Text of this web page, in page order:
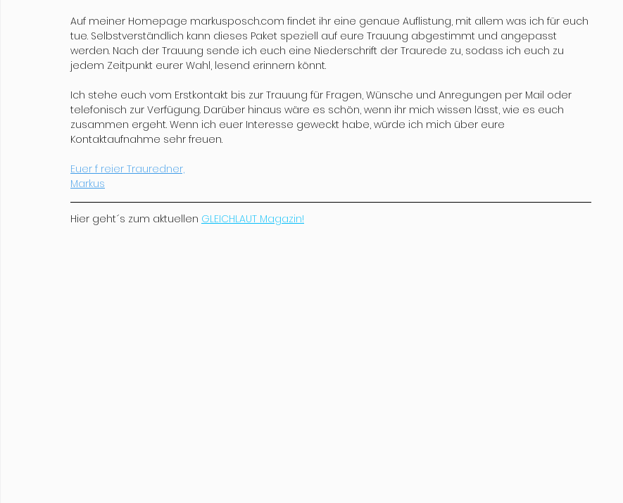
Auf meiner Homepage markusposch.com findet ihr eine genaue Auflistung, mit allem was ich für euch
tue. Selbstverständlich kann dieses Paket speziell auf eure Trauung abgestimmt und angepasst
werden. Nach der Trauung sende ich euch eine Niederschrift der Traurede zu, sodass ich euch zu
jedem Zeitpunkt eurer Wahl, lesend erinnern könnt.
Ich stehe euch vom Erstkontakt bis zur Trauung für Fragen, Wünsche und Anregungen per Mail oder
telefonisch zur Verfügung. Darüber hinaus wäre es schön, wenn ihr mich wissen lässt, wie es euch
zusammen ergeht. Wenn ich euer Interesse geweckt habe, würde ich mich über eure
Kontaktaufnahme sehr freuen.
Euer f reier Trauredner,
Markus
Hier geht´s zum aktuellen GLEICHLAUT Magazin!